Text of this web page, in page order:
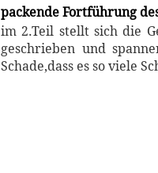
packende Fortführung
im 2.Teil stellt sich die
geschrieben und
Schade,dass es so viele